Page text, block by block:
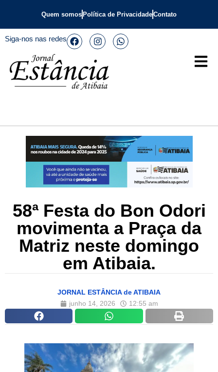
Quem somos Política de PrivacidadeContato
Siga-nos nas redes
58ª Festa do Bon Odori
movimenta a Praça da
Matriz neste domingo
em Atibaia.
JORNAL ESTÂNCIA de ATIBAIA
junho 14, 2026
12:55 am